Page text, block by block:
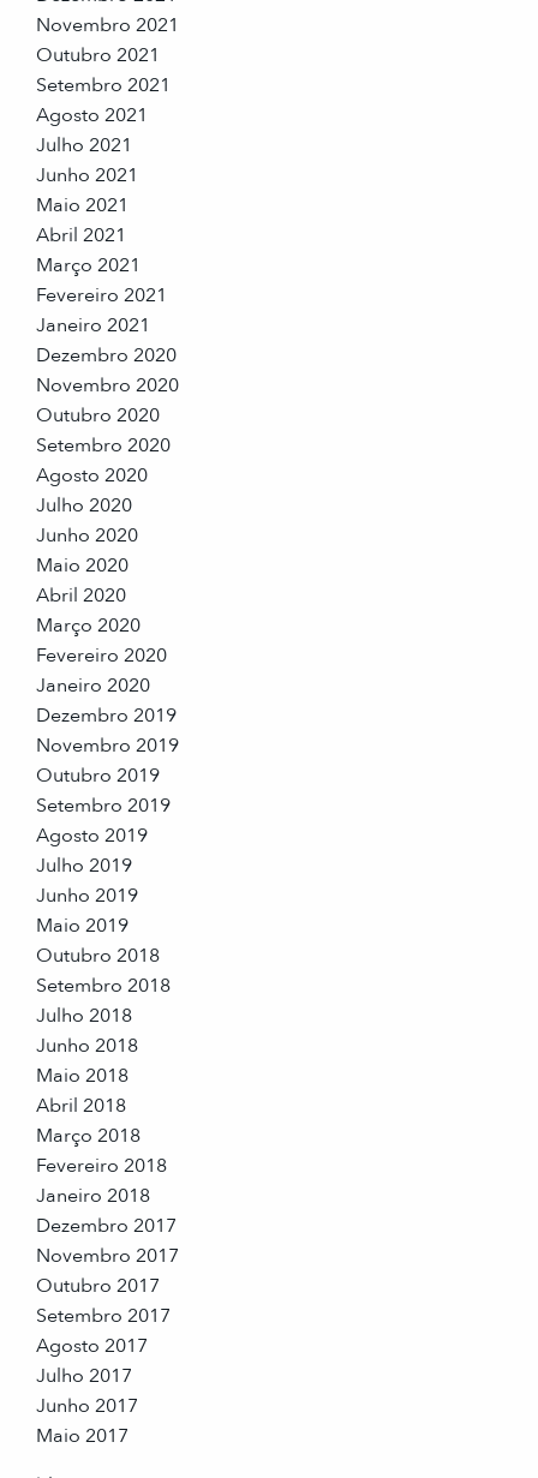
Novembro 2021
Outubro 2021
Setembro 2021
Agosto 2021
Julho 2021
Junho 2021
Maio 2021
Abril 2021
Março 2021
Fevereiro 2021
Janeiro 2021
Dezembro 2020
Novembro 2020
Outubro 2020
Setembro 2020
Agosto 2020
Julho 2020
Junho 2020
Maio 2020
Abril 2020
Março 2020
Fevereiro 2020
Janeiro 2020
Dezembro 2019
Novembro 2019
Outubro 2019
Setembro 2019
Agosto 2019
Julho 2019
Junho 2019
Maio 2019
Outubro 2018
Setembro 2018
Julho 2018
Junho 2018
Maio 2018
Abril 2018
Março 2018
Fevereiro 2018
Janeiro 2018
Dezembro 2017
Novembro 2017
Outubro 2017
Setembro 2017
Agosto 2017
Julho 2017
Junho 2017
Maio 2017